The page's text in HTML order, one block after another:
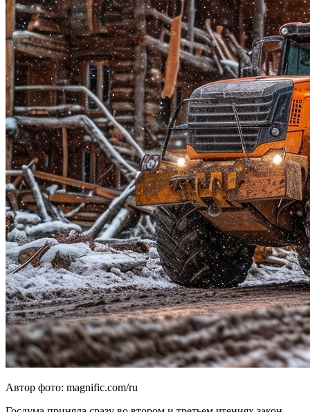
Автор фото: magnific.com/ru